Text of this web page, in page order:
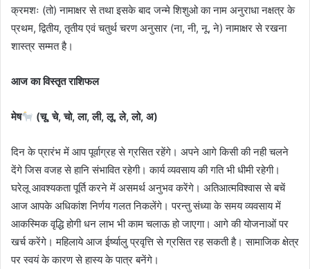
क्रमशः (तो) नामाक्षर से तथा इसके बाद जन्मे शिशुओ का नाम अनुराधा नक्षत्र के
प्रथम, द्वितीय, तृतीय एवं चतुर्थ चरण अनुसार (ना, नी, नू, ने) नामाक्षर से रखना
शास्त्र सम्मत है।
आज का विस्तृत राशिफल
मेष (चू, चे, चो, ला, ली, लू, ले, लो, अ)
दिन के प्रारंभ में आप पूर्वाग्रह से ग्रसित रहेंगे। अपने आगे किसी की नही चलने
देंगे जिस वजह से हानि संभावित रहेगी। कार्य व्यवसाय की गति भी धीमी रहेगी।
घरेलू आवश्यकता पूर्ति करने में असमर्थ अनुभव करेंगे। अतिआत्मविश्वास से बचें
आज आपके अधिकांश निर्णय गलत निकलेंगे। परन्तु संध्या के समय व्यवसाय में
आकस्मिक वृद्धि होगी धन लाभ भी काम चलाऊ हो जाएगा। आगे की योजनाओं पर
खर्च करेंगे। महिलाये आज ईर्ष्यालु प्रवृत्ति से ग्रसित रह सकती है। सामाजिक क्षेत्र
पर स्वयं के कारण से हास्य के पात्र बनेंगे।